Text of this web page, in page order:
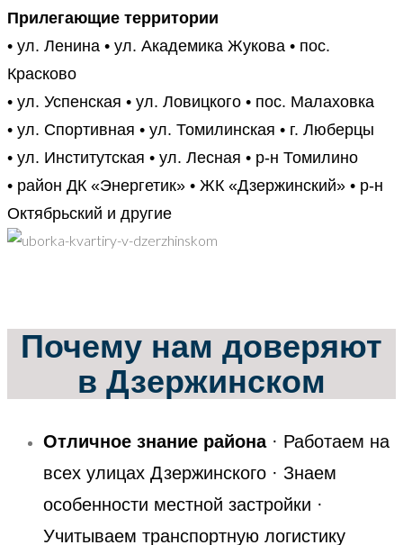
Прилегающие территории
• ул. Ленина • ул. Академика Жукова • пос.
Красково
• ул. Успенская • ул. Ловицкого • пос. Малаховка
• ул. Спортивная • ул. Томилинская • г. Люберцы
• ул. Институтская • ул. Лесная • р-н Томилино
• район ДК «Энергетик» • ЖК «Дзержинский» • р-н
Октябрьский и другие
Почему нам доверяют
в Дзержинском
Отличное знание района· Работаем на
всех улицах Дзержинского · Знаем
особенности местной застройки ·
Учитываем транспортную логистику